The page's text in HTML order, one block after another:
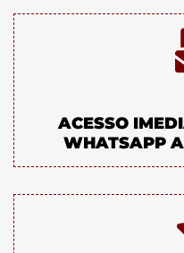
ACESSO
WHATSAPP